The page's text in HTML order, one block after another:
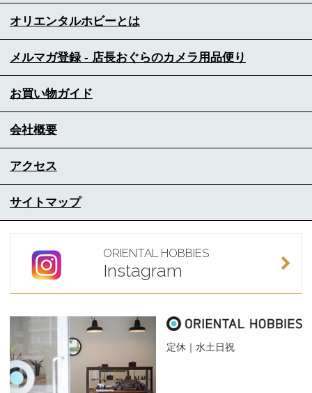
オリエンタルホビーとは
メルマガ登録 - 店長おぐらのカメラ用品便り
お買い物ガイド
会社概要
アクセス
サイトマップ
ORIENTAL HOBBIES
Instagram
定休｜水土日祝